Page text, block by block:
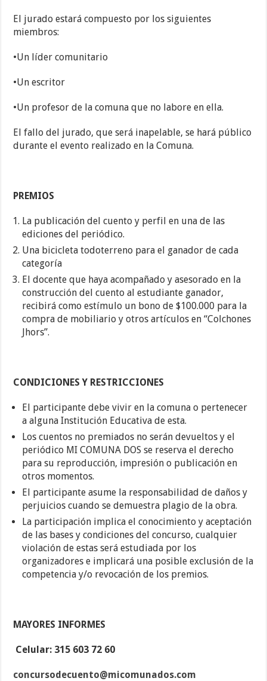
El jurado estará compuesto por los siguientes
miembros:
•Un líder comunitario
•Un escritor
•Un profesor de la comuna que no labore en ella.
El fallo del jurado, que será inapelable, se hará público
durante el evento realizado en la Comuna.
PREMIOS
La publicación del cuento y perfil en una de las
ediciones del periódico.
Una bicicleta todoterreno para el ganador de cada
categoría
El docente que haya acompañado y asesorado en la
construcción del cuento al estudiante ganador,
recibirá como estímulo un bono de $100.000 para la
compra de mobiliario y otros artículos en “Colchones
Jhors”.
CONDICIONES Y RESTRICCIONES
El participante debe vivir en la comuna o pertenecer
a alguna Institución Educativa de esta.
Los cuentos no premiados no serán devueltos y el
periódico MI COMUNA DOS se reserva el derecho
para su reproducción, impresión o publicación en
otros momentos.
El participante asume la responsabilidad de daños y
perjuicios cuando se demuestra plagio de la obra.
La participación implica el conocimiento y aceptación
de las bases y condiciones del concurso, cualquier
violación de estas será estudiada por los
organizadores e implicará una posible exclusión de la
competencia y/o revocación de los premios.
MAYORES INFORMES
Celular: 315 603 72 60
concursodecuento@micomunados.com